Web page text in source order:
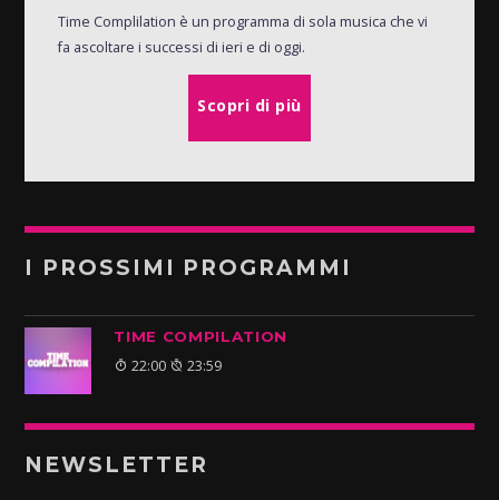
Time Complilation è un programma di sola musica che vi
fa ascoltare i successi di ieri e di oggi.
Scopri di più
I PROSSIMI PROGRAMMI
TIME COMPILATION
22:00 23:59
NEWSLETTER